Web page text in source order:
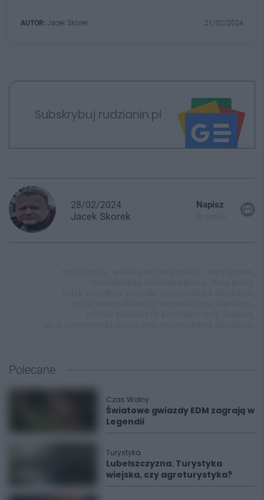
AUTOR: Jacek Skorek 21/02/2024
Subskrybuj rudzianin.pl
28/02/2024
Jacek Skorek
Napisz
Polecane
Czas Wolny
Światowe gwiazdy EDM zagrają w
Legendii
Turystyka
Lubelszczyzna. Turystyka
wiejska, czy agroturystyka?